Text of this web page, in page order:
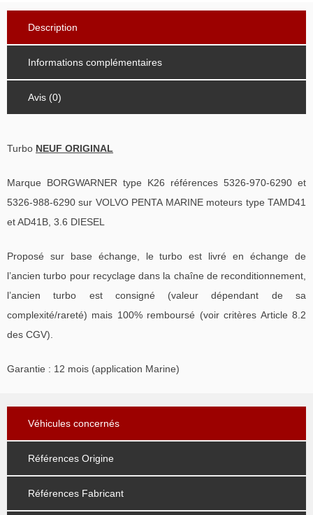
Description
Informations complémentaires
Avis (0)
Turbo NEUF ORIGINAL
Marque BORGWARNER type K26 références 5326-970-6290 et
5326-988-6290 sur VOLVO PENTA MARINE moteurs type TAMD41
et AD41B, 3.6 DIESEL
Proposé sur base échange, le turbo est livré en échange de
l’ancien turbo pour recyclage dans la chaîne de reconditionnement,
l’ancien turbo est consigné (valeur dépendant de sa
complexité/rareté) mais 100% remboursé (voir critères Article 8.2
des CGV).
Garantie : 12 mois (application Marine)
Véhicules concernés
Références Origine
Références Fabricant